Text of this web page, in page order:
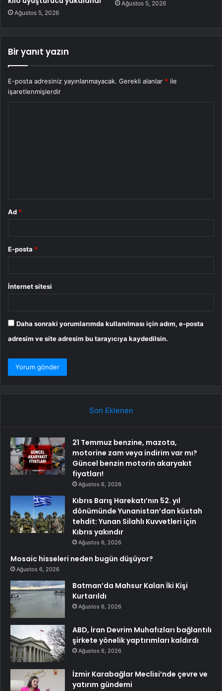
Ağustos 5, 2026
Ağustos 5, 2026
Bir yanıt yazın
E-posta adresiniz yayınlanmayacak. Gerekli alanlar * ile
işaretlenmişlerdir
Ad *
E-posta *
İnternet sitesi
Daha sonraki yorumlarımda kullanılması için adım, e-posta
adresim ve site adresim bu tarayıcıya kaydedilsin.
Son Eklenen
21 Temmuz benzine, mazota,
motorine zam veya indirim var mı?
Güncel benzin motorin akaryakıt
fiyatları!
Ağustos 6, 2026
Kıbrıs Barış Harekatı’nın 52. yıl
dönümünde Yunanistan’dan küstah
tehdit: Yunan Silahlı Kuvvetleri için
Kıbrıs yakındır
Ağustos 6, 2026
Mosaic hisseleri neden bugün düşüyor?
Ağustos 6, 2026
Batman’da Mahsur Kalan İki Kişi
Kurtarıldı
Ağustos 6, 2026
ABD, İran Devrim Muhafızları bağlantılı
şirkete yönelik yaptırımları kaldırdı
Ağustos 6, 2026
İzmir Karabağlar Meclisi’nde çevre ve
yatırım gündemi